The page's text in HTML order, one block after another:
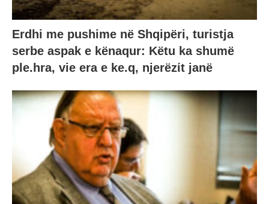
Erdhi me pushime në Shqipëri, turistja
serbe aspak e kënaqur: Këtu ka shumë
ple.hra, vie era e ke.q, njerëzίt janë